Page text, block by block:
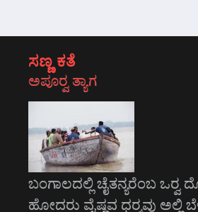
ಸಣ್ಣ ಕತೆ
ಅಪೂರ್‍ವ ತ್ಯಾಗ
ಬಂಗಾಲದಲ್ಲಿ ಚೈತನ್ಯರೆಂಬ ಒರ್‍ವ
ಹೋದರು ವೈಷ್ಣವ ಧರ್‍ಮವು